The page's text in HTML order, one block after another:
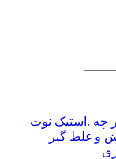
چه .استیک نوت
و غلط گیر